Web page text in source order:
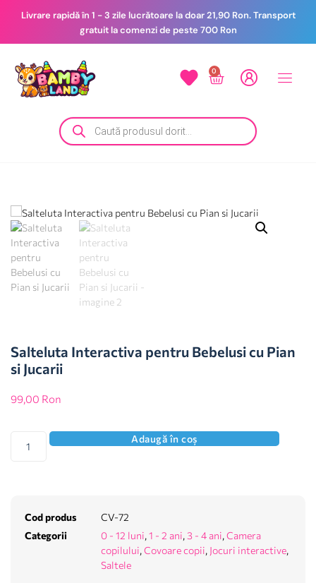
Livrare rapidă în 1 - 3 zile lucrătoare la doar 21,90 Ron. Transport
gratuit la comenzi de peste 700 Ron
0
Salteluta Interactiva pentru Bebelusi cu Pian
si Jucarii
99,00 Ron
Adaugă în coș
Cod produs
CV-72
Categorii
0 - 12 luni, 1 - 2 ani, 3 - 4 ani, Camera
copilului, Covoare copii, Jocuri interactive,
Saltele